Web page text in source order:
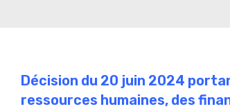
Décision du 20 juin 2024
ressources humaines, des